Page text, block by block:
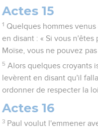
Actes 15
1 Quelques hommes
en disant : « Si vous
Moïse, vous ne pouvez
5 Alors quelques croyants
levèrent en disant qu'il
ordonner de respecter la
Actes 16
3 Paul voulut l'emmener